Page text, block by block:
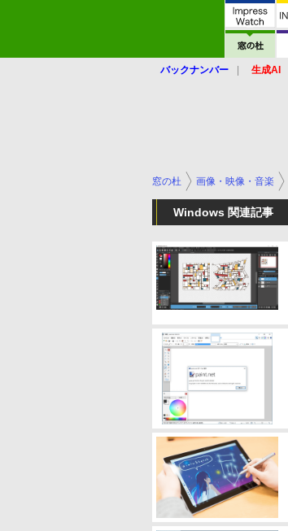
バックナンバー 生成AI
窓の杜 画像・映像・音楽
Windows 関連記事